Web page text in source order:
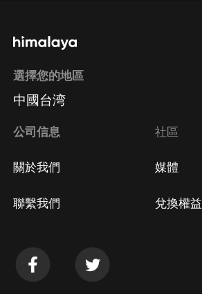
選擇您的地區
中國台湾
公司信息
關於我們
聯繫我們
社區
媒體
兌換權益